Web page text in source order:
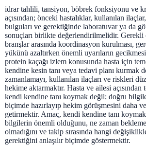
idrar tahlili, tansiyon, böbrek fonksiyonu ve
açısından; önceki hastalıklar, kullanılan
bulguları ve gerektiğinde laboratuvar ya da
sonuçları birlikte değerlendirilmelidir.
branşlar arasında koordinasyon kurulması,
yükünü azaltırken önemli uyarıların
protein kaçağı izlem konusunda hasta için
kendine kesin tanı veya tedavi planı kurmak
zamanlamayı, kullanılan ilaçları ve riskleri
hekime aktarmaktır. Hasta ve ailesi açısından
kendi kendine tanı koymak değil; doğru
biçimde hazırlayıp hekim görüşmesini daha
getirmektir. Amaç, kendi kendine tanı
bilgilerin önemli olduğunu, ne zaman
olmadığını ve takip sırasında hangi
gerektiğini anlaşılır biçimde göstermektir.